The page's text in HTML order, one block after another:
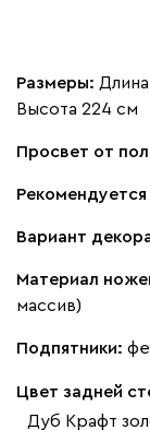
Размеры:
Высота 224 см
Просвет от
Рекомендуется
Вариант
Материал
массив)
Подпятники:
Цвет задней
Дуб Крафт